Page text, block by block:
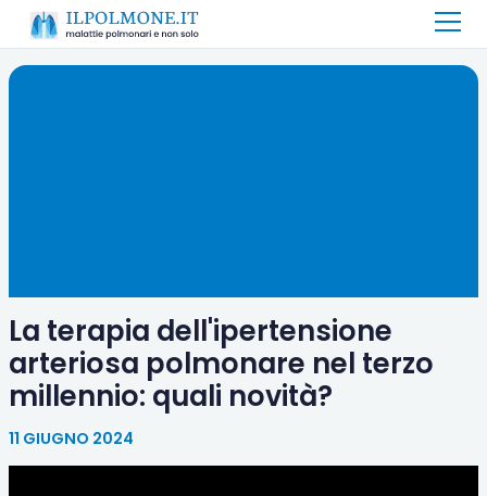
La terapia dell'ipertensione
arteriosa polmonare nel terzo
millennio: quali novità?
11 GIUGNO 2024